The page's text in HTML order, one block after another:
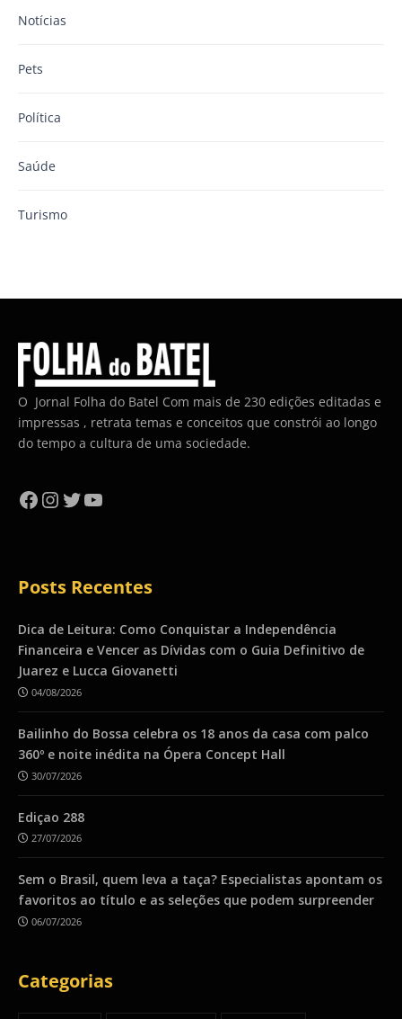
Notícias
Pets
Política
Saúde
Turismo
O Jornal Folha do Batel Com mais de 230 edições editadas e
impressas , retrata temas e conceitos que constrói ao longo
do tempo a cultura de uma sociedade.
Facebook
Instagram
Twitter
YouTube
Posts Recentes
Dica de Leitura: Como Conquistar a Independência
Financeira e Vencer as Dívidas com o Guia Definitivo de
Juarez e Lucca Giovanetti
04/08/2026
Bailinho do Bossa celebra os 18 anos da casa com palco
360º e noite inédita na Ópera Concept Hall
30/07/2026
Ediçao 288
27/07/2026
Sem o Brasil, quem leva a taça? Especialistas apontam os
favoritos ao título e as seleções que podem surpreender
06/07/2026
Categorias